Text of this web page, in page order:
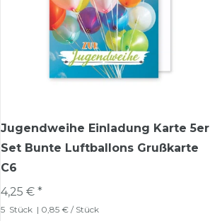
Jugendweihe Einladung Karte 5er
Set Bunte Luftballons Grußkarte
C6
4,25 € *
5 Stück | 0,85 € / Stück